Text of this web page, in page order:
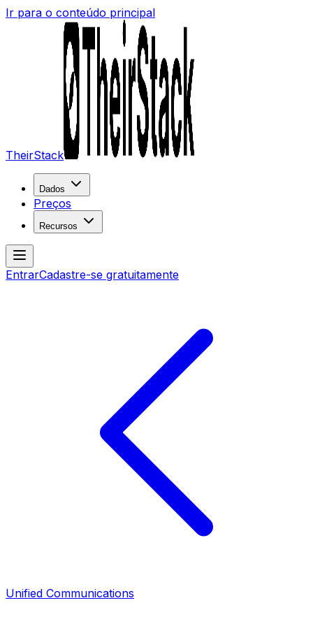
Ir para o conteúdo principal
TheirStack
Dados
Preços
Recursos
EntrarCadastre-se gratuitamente
Unified Communications